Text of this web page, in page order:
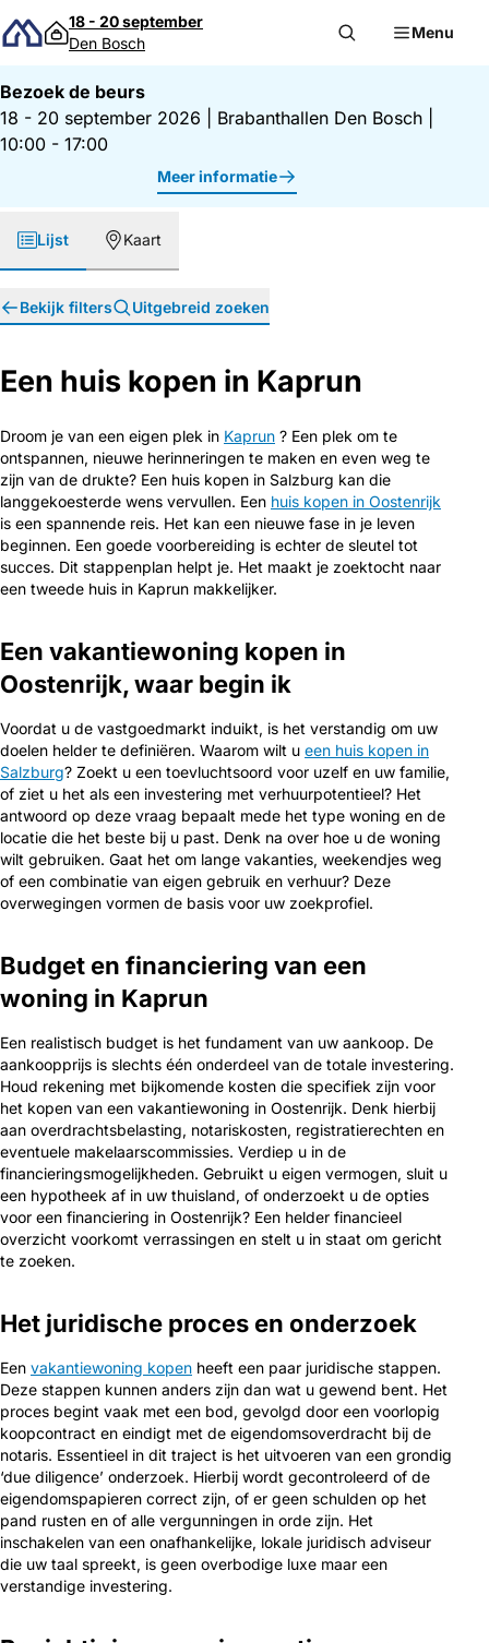
Direct naar inhoud
18 - 20 september
Den Bosch
Menu
Bezoek de beurs
18 - 20 september 2026
Brabanthallen Den Bosch
10:00 - 17:00
Meer informatie
Lijst Kaart
Bekijk filters Uitgebreid zoeken
Een huis kopen in Kaprun
Droom je van een eigen plek in Kaprun ? Een plek om te
ontspannen, nieuwe herinneringen te maken en even weg te
zijn van de drukte? Een huis kopen in Salzburg kan die
langgekoesterde wens vervullen. Een huis kopen in Oostenrijk
is een spannende reis. Het kan een nieuwe fase in je leven
beginnen. Een goede voorbereiding is echter de sleutel tot
succes. Dit stappenplan helpt je. Het maakt je zoektocht naar
een tweede huis in Kaprun makkelijker.
Een vakantiewoning kopen in
Oostenrijk, waar begin ik
Voordat u de vastgoedmarkt induikt, is het verstandig om uw
doelen helder te definiëren. Waarom wilt u een huis kopen in
Salzburg? Zoekt u een toevluchtsoord voor uzelf en uw familie,
of ziet u het als een investering met verhuurpotentieel? Het
antwoord op deze vraag bepaalt mede het type woning en de
locatie die het beste bij u past. Denk na over hoe u de woning
wilt gebruiken. Gaat het om lange vakanties, weekendjes weg
of een combinatie van eigen gebruik en verhuur? Deze
overwegingen vormen de basis voor uw zoekprofiel.
Budget en financiering van een
woning in Kaprun
Een realistisch budget is het fundament van uw aankoop. De
aankoopprijs is slechts één onderdeel van de totale investering.
Houd rekening met bijkomende kosten die specifiek zijn voor
het kopen van een vakantiewoning in Oostenrijk. Denk hierbij
aan overdrachtsbelasting, notariskosten, registratierechten en
eventuele makelaarscommissies. Verdiep u in de
financieringsmogelijkheden. Gebruikt u eigen vermogen, sluit u
een hypotheek af in uw thuisland, of onderzoekt u de opties
voor een financiering in Oostenrijk? Een helder financieel
overzicht voorkomt verrassingen en stelt u in staat om gericht
te zoeken.
Het juridische proces en onderzoek
Een vakantiewoning kopen heeft een paar juridische stappen.
Deze stappen kunnen anders zijn dan wat u gewend bent. Het
proces begint vaak met een bod, gevolgd door een voorlopig
koopcontract en eindigt met de eigendomsoverdracht bij de
notaris. Essentieel in dit traject is het uitvoeren van een grondig
‘due diligence’ onderzoek. Hierbij wordt gecontroleerd of de
eigendomspapieren correct zijn, of er geen schulden op het
pand rusten en of alle vergunningen in orde zijn. Het
inschakelen van een onafhankelijke, lokale juridisch adviseur
die uw taal spreekt, is geen overbodige luxe maar een
verstandige investering.